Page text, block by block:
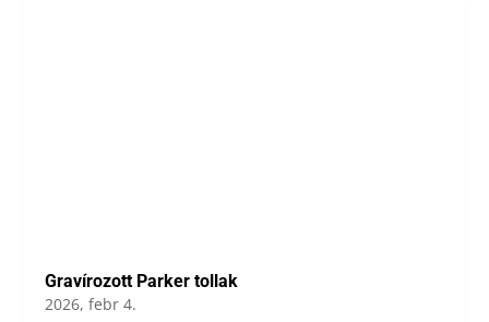
Gravírozott Parker tollak
2026, febr 4.